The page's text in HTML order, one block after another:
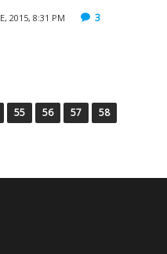
2015, 8:31 PM 3
55 56 57
58